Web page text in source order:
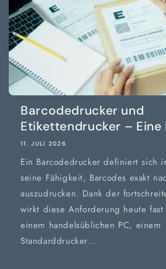
Barcodedrucker und
Etikettendrucker – Eine
11. JULI 2026
Ein Barcodedrucker definiert sich
seine Fähigkeit, Barcodes exakt
auszudrucken. Dank der
wirkt diese Anforderung heute
einem handelsüblichen PC, einem
Standarddrucker...